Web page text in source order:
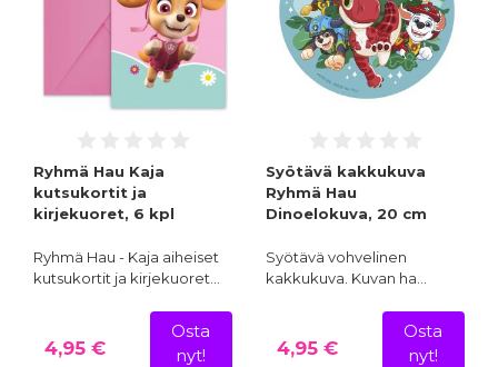
Ryhmä Hau Kaja
kutsukortit ja
kirjekuoret, 6 kpl
Ryhmä Hau - Kaja aiheiset
kutsukortit ja kirjekuoret…
4,95 €
Osta
nyt!
Syötävä kakkukuva
Ryhmä Hau
Dinoelokuva, 20 cm
Syötävä vohvelinen
kakkukuva. Kuvan ha…
4,95 €
Osta
nyt!